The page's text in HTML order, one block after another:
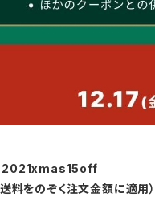
2021xmas15off
料をのぞく注文金額に適用）